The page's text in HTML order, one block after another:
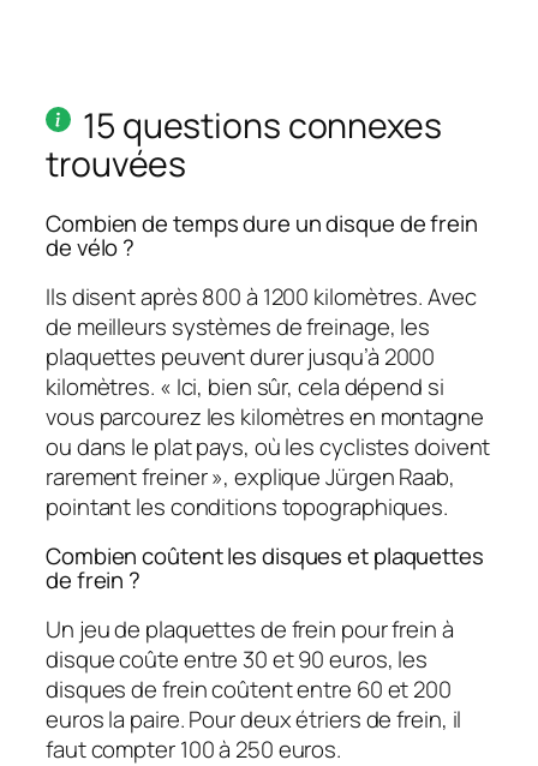
15 questions connexes
trouvées
Combien de temps dure un disque de frein
de vélo ?
Ils disent après 800 à 1200 kilomètres. Avec
de meilleurs systèmes de freinage, les
plaquettes peuvent durer jusqu’à 2000
kilomètres. « Ici, bien sûr, cela dépend si
vous parcourez les kilomètres en montagne
ou dans le plat pays, où les cyclistes doivent
rarement freiner », explique Jürgen Raab,
pointant les conditions topographiques.
Combien coûtent les disques et plaquettes
de frein ?
Un jeu de plaquettes de frein pour frein à
disque coûte entre 30 et 90 euros, les
disques de frein coûtent entre 60 et 200
euros la paire. Pour deux étriers de frein, il
faut compter 100 à 250 euros.